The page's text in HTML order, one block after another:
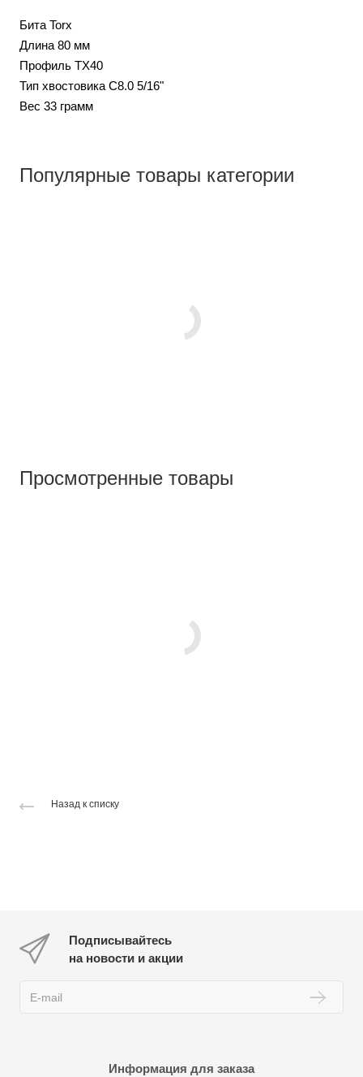
Бита Torx
Длина 80 мм
Профиль TX40
Тип хвостовика С8.0 5/16"
Вес 33 грамм
Популярные товары категории
Просмотренные товары
Назад к списку
Подписывайтесь
на новости и акции
Информация для заказа